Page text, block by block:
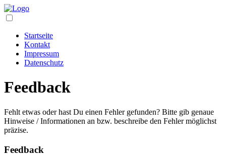
Startseite
Kontakt
Impressum
Datenschutz
Feedback
Fehlt etwas oder hast Du einen Fehler gefunden? Bitte gib genaue
Hinweise / Informationen an bzw. beschreibe den Fehler möglichst
präzise.
Feedback